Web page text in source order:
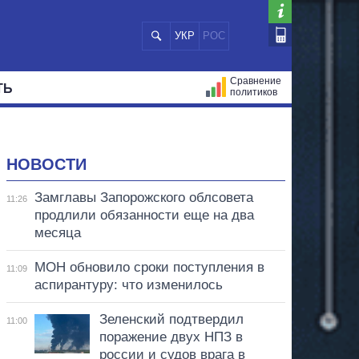
УКР РОС
Сравнение
политиков
НОВОСТИ
11:26
Замглавы Запорожского облсовета
продлили обязанности еще на два
месяца
11:09
МОН обновило сроки поступления в
аспирантуру: что изменилось
11:00
Зеленский подтвердил
поражение двух НПЗ в
россии и судов врага в